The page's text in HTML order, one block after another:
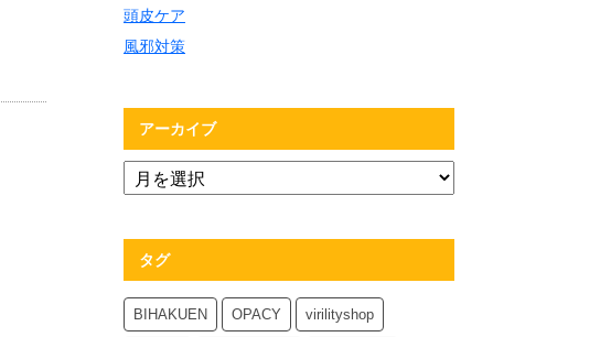
頭皮ケア
風邪対策
アーカイブ
タグ
BIHAKUEN OPACY virilityshop